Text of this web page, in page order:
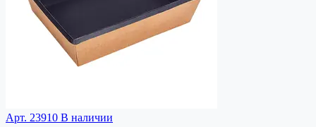
Арт. 23910 В наличии